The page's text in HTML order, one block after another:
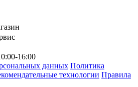
16:00
данных Политика
технологии Правила